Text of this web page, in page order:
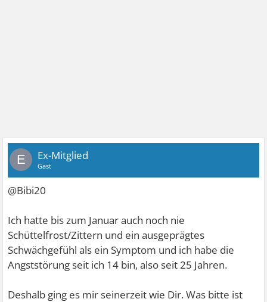
E Ex-Mitglied
Gast
@Bibi20
Ich hatte bis zum Januar auch noch nie
Schüttelfrost/Zittern und ein ausgeprägtes
Schwächgefühl als ein Symptom und ich habe die
Angststörung seit ich 14 bin, also seit 25 Jahren.
Deshalb ging es mir seinerzeit wie Dir. Was bitte ist